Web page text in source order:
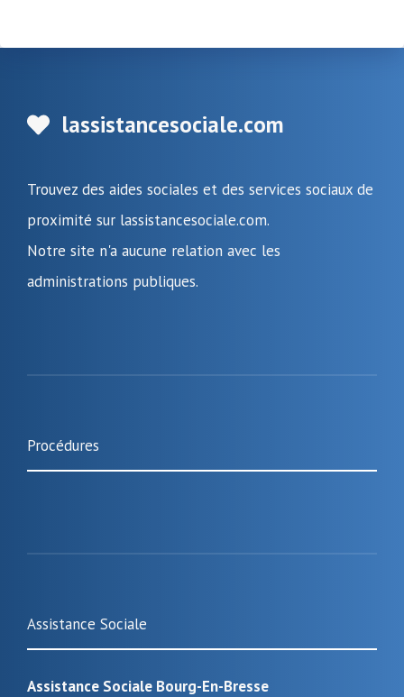
lassistancesociale.com
Trouvez des aides sociales et des services sociaux de
proximité sur lassistancesociale.com.
Notre site n'a aucune relation avec les
administrations publiques.
Procédures
Assistance Sociale
Assistance Sociale Bourg-En-Bresse